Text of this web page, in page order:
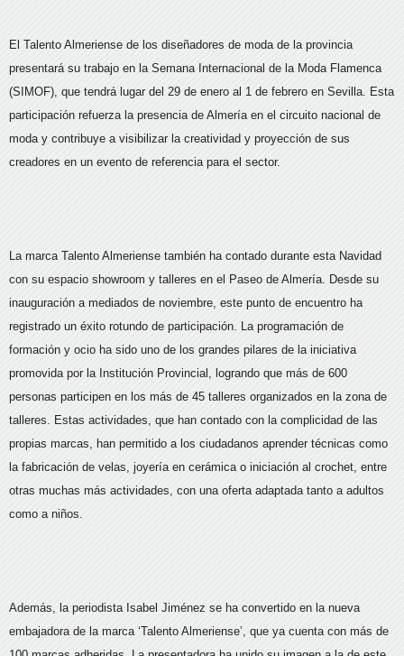
El Talento Almeriense de los diseñadores de moda de la provincia
presentará su trabajo en la Semana Internacional de la Moda Flamenca
(SIMOF), que tendrá lugar del 29 de enero al 1 de febrero en Sevilla. Esta
participación refuerza la presencia de Almería en el circuito nacional de
moda y contribuye a visibilizar la creatividad y proyección de sus
creadores en un evento de referencia para el sector.
La marca Talento Almeriense también ha contado durante esta Navidad
con su espacio showroom y talleres en el Paseo de Almería. Desde su
inauguración a mediados de noviembre, este punto de encuentro ha
registrado un éxito rotundo de participación. La programación de
formación y ocio ha sido uno de los grandes pilares de la iniciativa
promovida por la Institución Provincial, logrando que más de 600
personas participen en los más de 45 talleres organizados en la zona de
talleres. Estas actividades, que han contado con la complicidad de las
propias marcas, han permitido a los ciudadanos aprender técnicas como
la fabricación de velas, joyería en cerámica o iniciación al crochet, entre
otras muchas más actividades, con una oferta adaptada tanto a adultos
como a niños.
Además, la periodista Isabel Jiménez se ha convertido en la nueva
embajadora de la marca ‘Talento Almeriense’, que ya cuenta con más de